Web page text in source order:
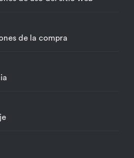
de la compra